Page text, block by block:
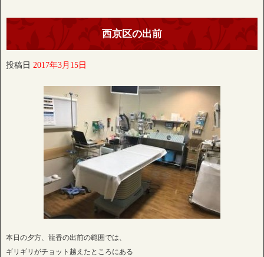
西京区の出前
投稿日 2017年3月15日
本日の夕方、龍香の出前の範囲では、
ギリギリがチョット越えたところにある